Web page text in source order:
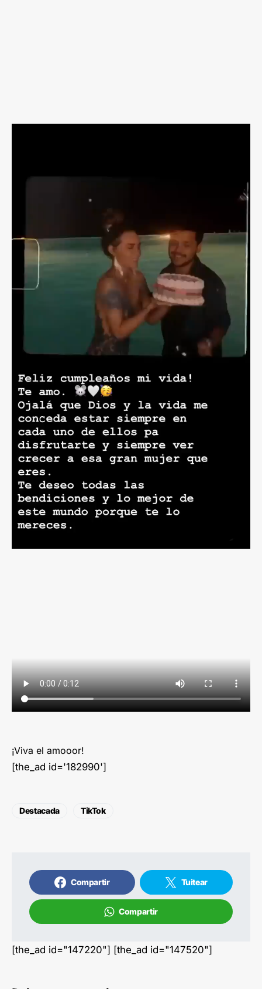
¡Viva el amooor!
[the_ad id='182990']
Destacada TikTok
Compartir Tuitear
Compartir
[the_ad id="147220"] [the_ad id="147520"]